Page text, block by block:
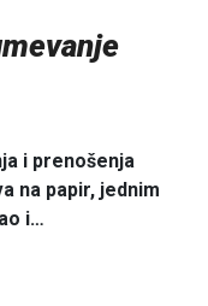
i prenošenja
na papir, jednim
i…